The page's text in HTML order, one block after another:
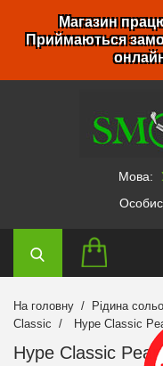
Магазин
Приймаються
Мова:
На головну Рідина
Classic
Hype Classic
Hype Classic Pear